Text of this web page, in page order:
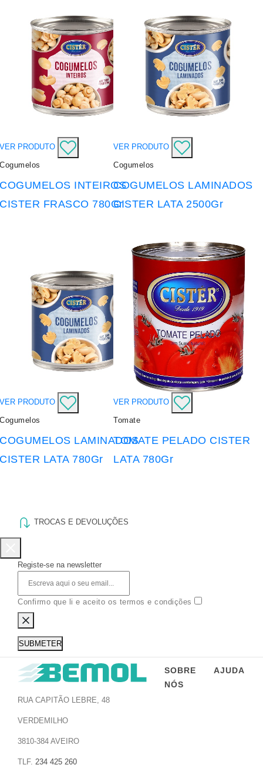
VER PRODUTO
Cogumelos
COGUMELOS INTEIROS
CISTER FRASCO 780Gr
VER PRODUTO
Cogumelos
COGUMELOS LAMINADOS
CISTER LATA 2500Gr
VER PRODUTO
Cogumelos
COGUMELOS LAMINADOS
CISTER LATA 780Gr
VER PRODUTO
Tomate
TOMATE PELADO CISTER
LATA 780Gr
TROCAS E DEVOLUÇÕES
Registe-se na newsletter
Confirmo que li e aceito os termos e condições
SUBMETER
RUA CAPITÃO LEBRE, 48
VERDEMILHO
3810-384 AVEIRO
TLF. 234 425 260
SOBRE
NÓS
AJUDA